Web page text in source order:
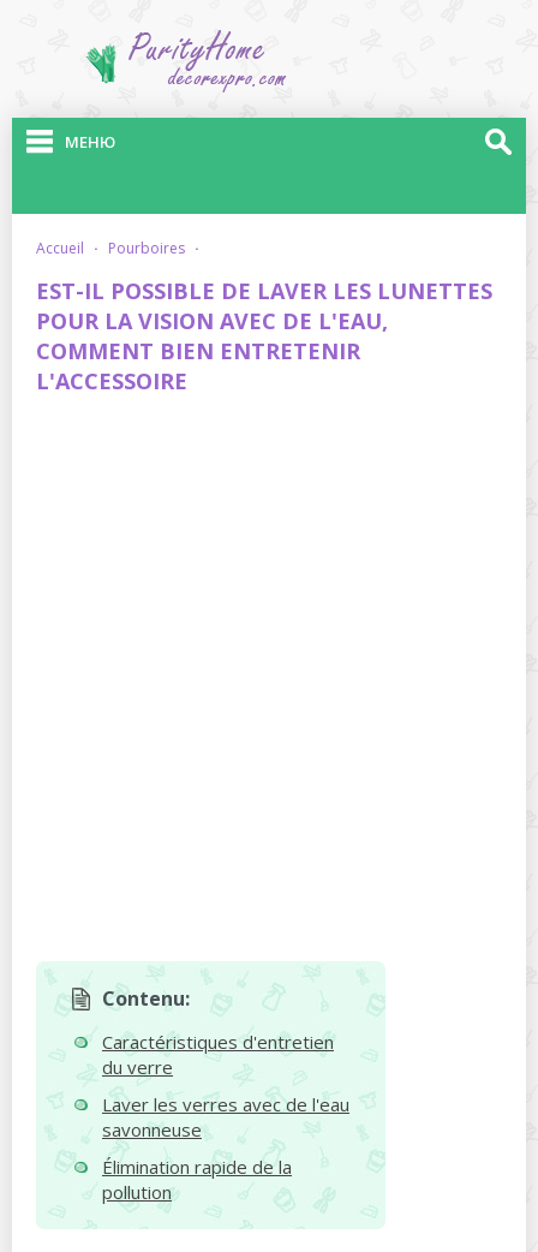
МЕНЮ
accueil · pourboires ·
EST-IL POSSIBLE DE LAVER LES LUNETTES
POUR LA VISION AVEC DE L'EAU,
COMMENT BIEN ENTRETENIR
L'ACCESSOIRE
Contenu:
Caractéristiques d'entretien
du verre
Laver les verres avec de l'eau
savonneuse
Élimination rapide de la
pollution